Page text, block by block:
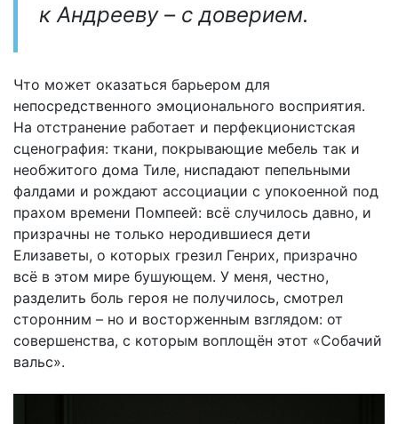
к Андрееву – с доверием.
Что может оказаться барьером для
непосредственного эмоционального восприятия.
На отстранение работает и перфекционистская
сценография: ткани, покрывающие мебель так и
необжитого дома Тиле, ниспадают пепельными
фалдами и рождают ассоциации с упокоенной под
прахом времени Помпеей: всё случилось давно, и
призрачны не только неродившиеся дети
Елизаветы, о которых грезил Генрих, призрачно
всё в этом мире бушующем. У меня, честно,
разделить боль героя не получилось, смотрел
сторонним – но и восторженным взглядом: от
совершенства, с которым воплощён этот «Собачий
вальс».